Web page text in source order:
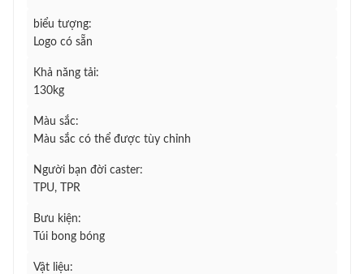
biểu tượng:
Logo có sẵn
Khả năng tải:
130kg
Màu sắc:
Màu sắc có thể được tùy chỉnh
Người bạn đời caster:
TPU, TPR
Bưu kiện:
Túi bong bóng
Vật liệu: